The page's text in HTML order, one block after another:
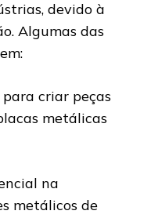
devido à
Algumas das
criar peças
metálicas
na
metálicos de